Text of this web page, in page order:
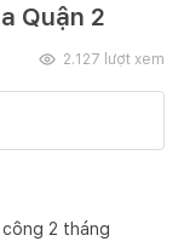
Quận 2
2.127 lượt xem
2 tháng